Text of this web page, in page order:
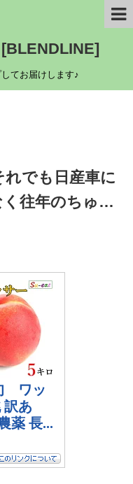
てお届けします♪
れでも日産車に
往年のちゅ…